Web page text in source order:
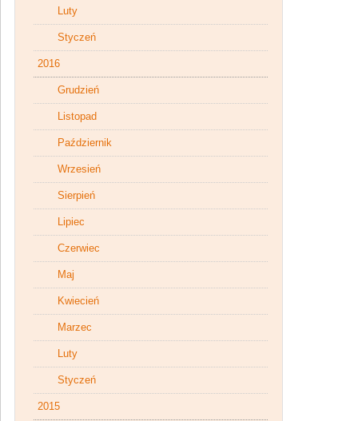
Luty
Styczeń
2016
Grudzień
Listopad
Październik
Wrzesień
Sierpień
Lipiec
Czerwiec
Maj
Kwiecień
Marzec
Luty
Styczeń
2015